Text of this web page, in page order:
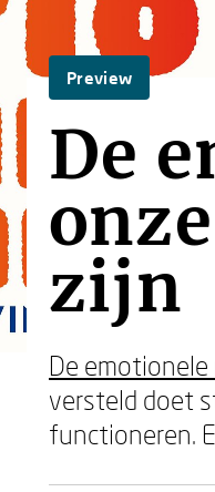
Preview
De
zijn
De emotionele
versteld doet
functioneren.